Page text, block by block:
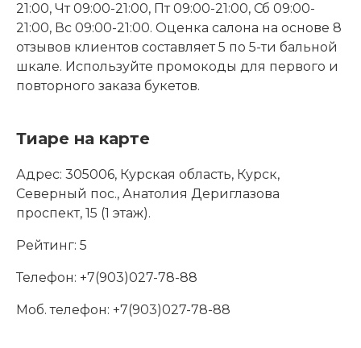
21:00, Чт 09:00-21:00, Пт 09:00-21:00, Сб 09:00-
21:00, Вс 09:00-21:00. Оценка салона на основе 8
отзывов клиентов составляет 5 по 5-ти бальной
шкале. Используйте промокоды для первого и
повторного заказа букетов.
Тиаре на карте
Адрес: 305006, Курская область, Курск,
Северный пос., Анатолия Дериглазова
проспект, 15 (1 этаж).
Рейтинг: 5
Телефон: +7(903)027-78-88
Моб. телефон: +7(903)027-78-88